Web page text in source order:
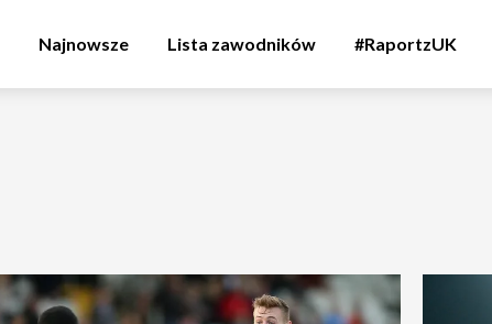
Najnowsze Lista zawodników #RaportzUK